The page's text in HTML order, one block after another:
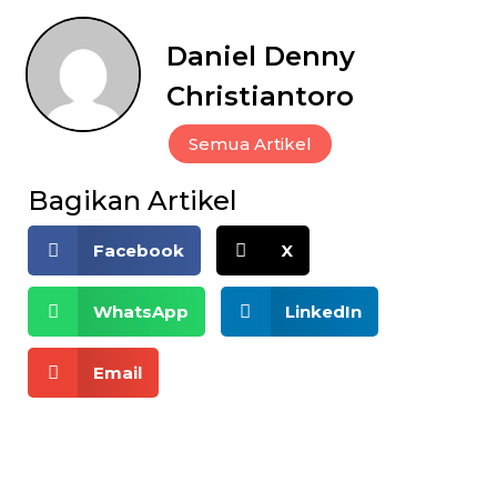
Daniel Denny
Christiantoro
Semua Artikel
Bagikan Artikel
Facebook X
WhatsApp LinkedIn
Email